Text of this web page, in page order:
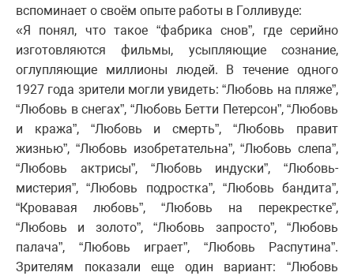
вспоминает о своём опыте работы в Голливуде:
«Я понял, что такое “фабрика снов”, где серийно
изготовляются фильмы, усыпляющие сознание,
оглупляющие миллионы людей. В течение одного
1927 года зрители могли увидеть: “Любовь на пляже”,
“Любовь в снегах”, “Любовь Бетти Петерсон”, “Любовь
и кража”, “Любовь и смерть”, “Любовь правит
жизнью”, “Любовь изобретательна”, “Любовь слепа”,
“Любовь актрисы”, “Любовь индуски”, “Любовь-
мистерия”, “Любовь подростка”, “Любовь бандита”,
“Кровавая любовь”, “Любовь на перекрестке”,
“Любовь и золото”, “Любовь запросто”, “Любовь
палача”, “Любовь играет”, “Любовь Распутина”.
Зрителям показали еще один вариант: “Любовь